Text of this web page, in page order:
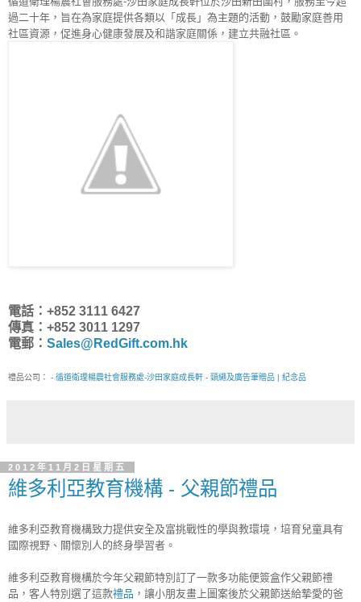
過二十年，旨在為家庭提供各類以「成長」為主題的活動，鼓勵家庭善用
社區資源，促進身心健康發展及和諧家庭關係，建立共融社區。
電話：+852 3111 6427
傳真：+852 3011 1297
電郵： Sales@RedGift.com.hk
禮品公司： - 循道衛理楊震社會服務處-沙田家庭成長軒 - 頸繩及廣告筆贈品 | 紀念品
2012年11月2日星期五
維多利亞教育機構 - 父親節禮品
維多利亞教育機構致力提供安全及富挑戰性的學與教環境，培育兒童具有
國際視野、關懷別人的終身學習者。
維多利亞教育機構於今年父親節特別訂了一款多功能便簽盒作父親節禮
品，客人特別選了這款禮品 ，讓小朋友畫上圖案後於父親節送給摯愛的爸